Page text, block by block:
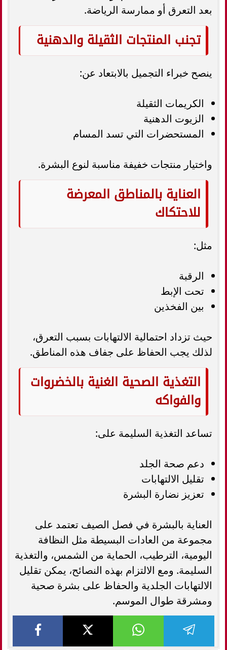
بعد التعرق أو ممارسة الرياضة.
تجنب المنتجات الثقيلة والدهنية
ينصح خبراء التجميل بالابتعاد عن:
الكريمات الثقيلة
الزيوت الدهنية
المستحضرات التي تسد المسام
واختيار منتجات خفيفة مناسبة لنوع البشرة.
العناية بالمناطق المعرضة
للاحتكاك
مثل:
الرقبة
تحت الإبط
بين الفخذين
حيث تزداد احتمالية الالتهابات بسبب التعرق،
لذلك يجب الحفاظ على جفاف هذه المناطق.
التغذية الصحية الغنية بالخضروات
والفواكه
تساعد التغذية السليمة على:
دعم صحة الجلد
تقليل الالتهابات
تعزيز نضارة البشرة
العناية بالبشرة في فصل الصيف تعتمد على
مجموعة من العادات البسيطة مثل النظافة
اليومية، الترطيب، الحماية من الشمس، والتغذية
السليمة. ومع الالتزام بهذه النصائح، يمكن تقليل
الالتهابات الجلدية والحفاظ على بشرة صحية
ومشرقة طوال الموسم.